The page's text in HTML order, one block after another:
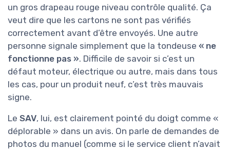
un gros drapeau rouge niveau contrôle qualité. Ça
veut dire que les cartons ne sont pas vérifiés
correctement avant d’être envoyés. Une autre
personne signale simplement que la tondeuse « ne
fonctionne pas ». Difficile de savoir si c’est un
défaut moteur, électrique ou autre, mais dans tous
les cas, pour un produit neuf, c’est très mauvais
signe.
Le SAV, lui, est clairement pointé du doigt comme «
déplorable » dans un avis. On parle de demandes de
photos du manuel (comme si le service client n’avait